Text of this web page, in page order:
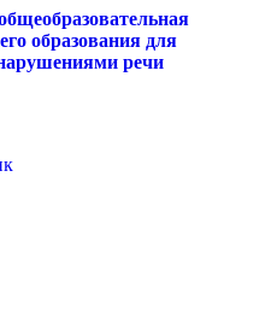
образования для
речи